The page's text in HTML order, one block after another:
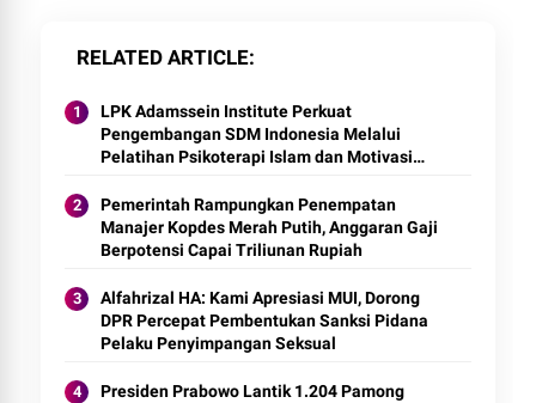
RELATED ARTICLE
LPK Adamssein Institute Perkuat
Pengembangan SDM Indonesia Melalui
Pelatihan Psikoterapi Islam dan Motivasi
Pemerintah Rampungkan Penempatan
Manajer Kopdes Merah Putih, Anggaran Gaji
Berpotensi Capai Triliunan Rupiah
Alfahrizal HA: Kami Apresiasi MUI, Dorong
DPR Percepat Pembentukan Sanksi Pidana
Pelaku Penyimpangan Seksual
Presiden Prabowo Lantik 1.204 Pamong